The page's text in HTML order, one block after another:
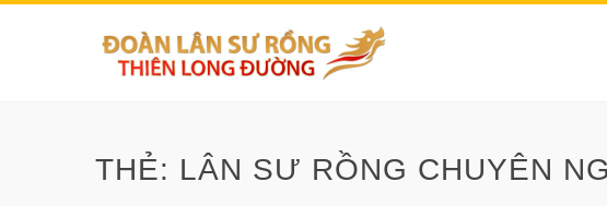
THẺ: LÂN SƯ RỒNG CHUYÊN